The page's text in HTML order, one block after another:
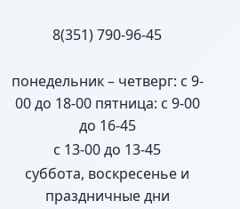
8(351) 790-96-45
понедельник – четверг: с 9-
00 до 18-00 пятница: с 9-00
до 16-45
с 13-00 до 13-45
суббота, воскресенье и
праздничные дни